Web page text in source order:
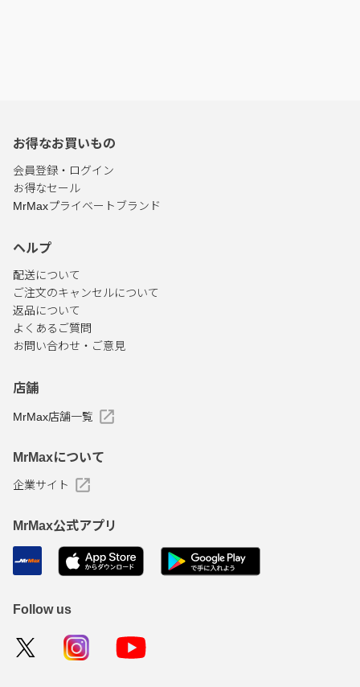
お得なお買いもの
会員登録・ログイン
お得なセール
MrMaxプライベートブランド
ヘルプ
配送について
ご注文のキャンセルについて
返品について
よくあるご質問
お問い合わせ・ご意見
店舗
MrMax店舗一覧
MrMaxについて
企業サイト
MrMax公式アプリ
Follow us